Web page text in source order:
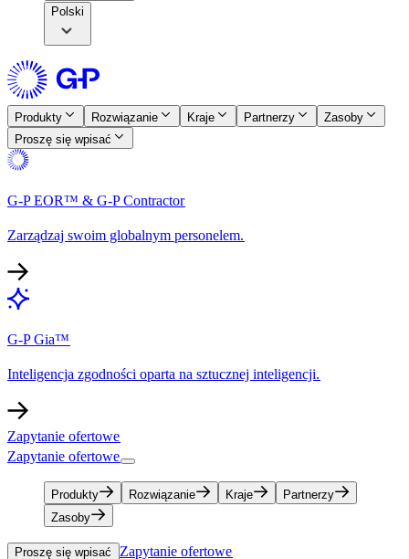
Polski
Produkty​​ Rozwiązanie​​ Kraje​​ Partnerzy​​
Zasoby​​
Proszę się wpisać​​
G-P EOR™ & G-P Contractor​​
Zarządzaj swoim globalnym personelem.​​
G-P Gia™​​
Inteligencja zgodności oparta na sztucznej inteligencji.​​
Zapytanie ofertowe​​
Zapytanie ofertowe​​
Produkty​​ Rozwiązanie​​ Kraje​​
Partnerzy​​
Zasoby​​
Proszę się wpisać​​ Zapytanie ofertowe​​